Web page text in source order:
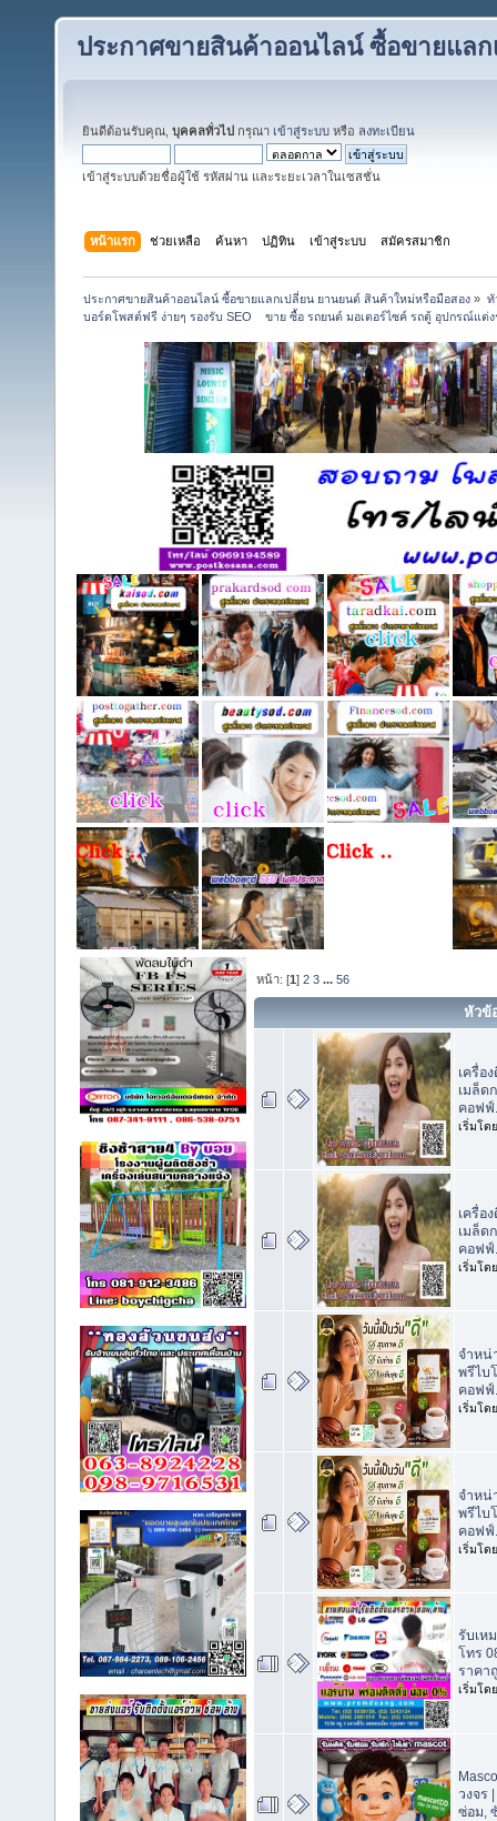
ประกาศขายสินค้าออนไลน์ ซื้อขายแล
ยินดีต้อนรับคุณ, บุคคลทั่วไป กรุณา เข้าสู่ระบบ หรือ ลงทะเบียน
เข้าสู่ระบบด้วยชื่อผู้ใช้ รหัสผ่าน และระยะเวลาในเซสชั่น
หน้าแรก ช่วยเหลือ ค้นหา ปฏิทิน เข้าสู่ระบบ สมัครสมาชิก
ประกาศขายสินค้าออนไลน์ ซื้อขายแลกเปลี่ยน ยานยนต์ สินค้าใหม่หรือมือสอง » ทั
บอร์ดโพสต์ฟรี ง่ายๆ รองรับ SEO    ขาย ซื้อ รถยนต์ มอเตอร์ไซค์ รถตู้ อุปกรณ์แต่
หน้า: [1]2 3 ...56
หัวข้
เครื่อ
เมล็ด
คอฟฟ์.
เริ่มโด
เครื่อ
เมล็ด
คอฟฟ์.
เริ่มโด
จำหน่
พรีไบ
คอฟฟ์.
เริ่มโด
จำหน่
พรีไบ
คอฟฟ์.
เริ่มโด
รับเห
โทร
ราคา
เริ่มโด
วงจร
ซ่อม,